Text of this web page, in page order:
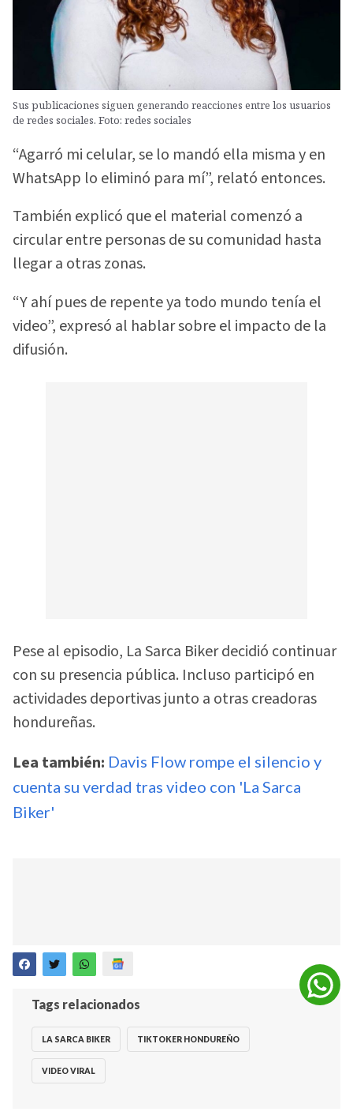
Sus publicaciones siguen generando reacciones entre los usuarios
de redes sociales. Foto: redes sociales
“Agarró mi celular, se lo mandó ella misma y en
WhatsApp lo eliminó para mí”, relató entonces.
También explicó que el material comenzó a
circular entre personas de su comunidad hasta
llegar a otras zonas.
“Y ahí pues de repente ya todo mundo tenía el
video”, expresó al hablar sobre el impacto de la
difusión.
Pese al episodio, La Sarca Biker decidió continuar
con su presencia pública. Incluso participó en
actividades deportivas junto a otras creadoras
hondureñas.
Lea también: Davis Flow rompe el silencio y
cuenta su verdad tras video con 'La Sarca
Biker'
Tags relacionados
LA SARCA BIKER TIKTOKER HONDUREÑO
VIDEO VIRAL